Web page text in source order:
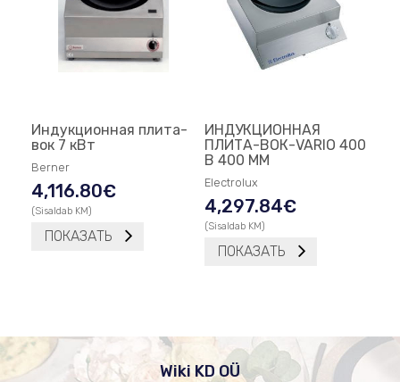
Индукционная плита-
вок 7 кВт
Berner
4,116.80€
(Sisaldab KM)
ПОКАЗАТЬ
ИНДУКЦИОННАЯ
ПЛИТА-ВОК-VARIO 400
В 400 MM
Electrolux
4,297.84€
(Sisaldab KM)
ПОКАЗАТЬ
Wiki KD OÜ